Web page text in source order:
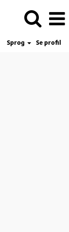
Sprog
Se profil